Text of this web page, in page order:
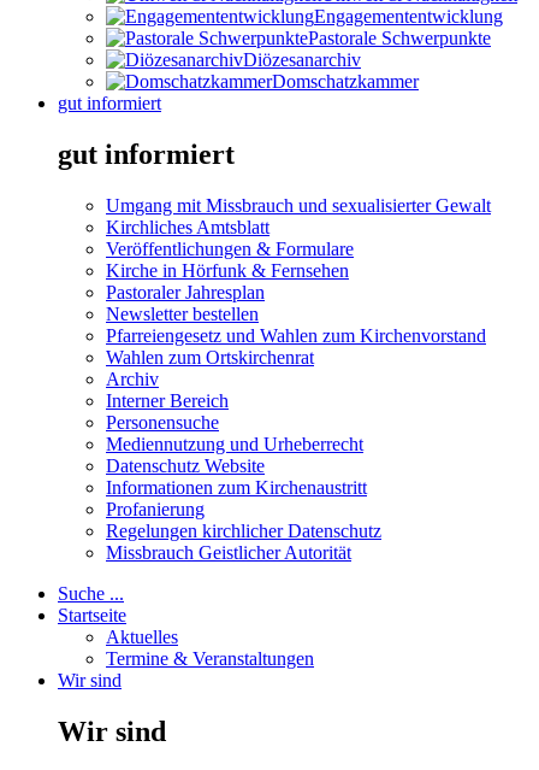
Engagemententwicklung
Pastorale Schwerpunkte
Diözesanarchiv
Domschatzkammer
gut informiert
gut informiert
Umgang mit Missbrauch und sexualisierter Gewalt
Kirchliches Amtsblatt
Veröffentlichungen & Formulare
Kirche in Hörfunk & Fernsehen
Pastoraler Jahresplan
Newsletter bestellen
Pfarreiengesetz und Wahlen zum Kirchenvorstand
Wahlen zum Ortskirchenrat
Archiv
Interner Bereich
Personensuche
Mediennutzung und Urheberrecht
Datenschutz Website
Informationen zum Kirchenaustritt
Profanierung
Regelungen kirchlicher Datenschutz
Missbrauch Geistlicher Autorität
Suche ...
Startseite
Aktuelles
Termine & Veranstaltungen
Wir sind
Wir sind